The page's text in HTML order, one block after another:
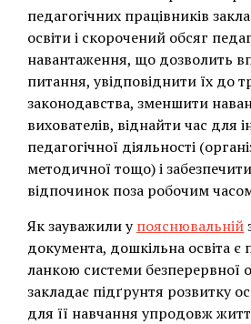
педагогічних працівників
освіти і скорочений обсяг
навантаження, що дозволить
питання, увідповіднити їх до
законодавства, зменшити
вихователів, віднайти час для
педагогічної діяльності
методичної тощо) і
відпочинок поза робочим
Як зауважили упояснювальній
документа, дошкільна освіта
ланкою системи безперервної
закладає підґрунтя розвитку
для її навчання упродовж